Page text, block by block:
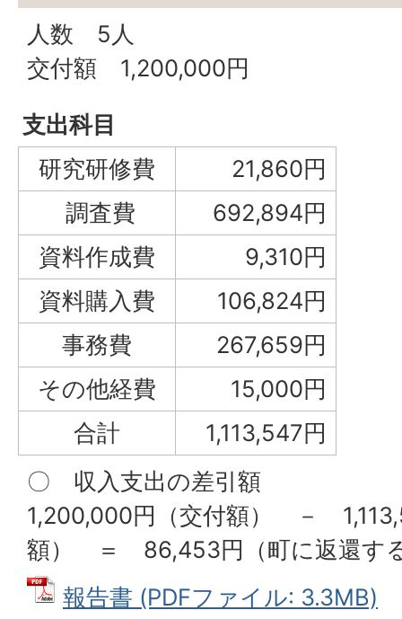
人数 5人
交付額 1,200,000円
支出科目
研究研修費
21,860円
調査費
692,894円
資料作成費
9,310円
資料購入費
106,824円
事務費
267,659円
その他経費
15,000円
合計
1,113,547円
〇 収入支出の差引額
1,200,000円（交付額） －
額） ＝ 86,453円（町に返還す
報告書 (PDFファイル: 3.3MB)